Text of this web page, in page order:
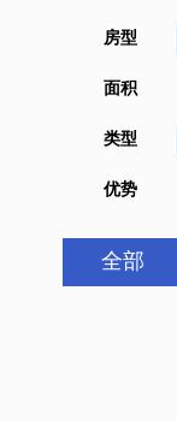
房型
面积
类型
优势
全部